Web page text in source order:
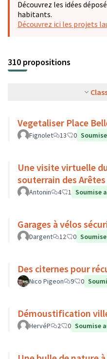
Découvrez les idées
habitants.
Découvrez ici les projets
310 propositions
Vegetaliser Place
Fignolet 13 0
Une visite virtuelle
souterrain des
Antonin 4 1 Soumise
Garages à vélos
Dargent 12 0
Des citernes pour
Nico Pigeon 9 0
Démoustification
HervéP 2 0 Soumise